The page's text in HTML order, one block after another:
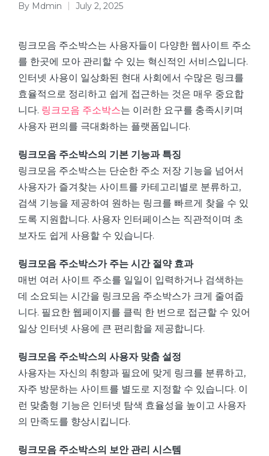
Posted
By Mdmin July 2, 2025
링크모음 주소박스는 사용자들이 다양한 웹사이트 주소
를 한곳에 모아 관리할 수 있는 혁신적인 서비스입니다.
인터넷 사용이 일상화된 현대 사회에서 수많은 링크를
효율적으로 정리하고 쉽게 접근하는 것은 매우 중요합
니다. 링크모음 주소박스는 이러한 요구를 충족시키며
사용자 편의를 극대화하는 플랫폼입니다.
링크모음 주소박스의 기본 기능과 특징
링크모음 주소박스는 단순한 주소 저장 기능을 넘어서
사용자가 즐겨찾는 사이트를 카테고리별로 분류하고,
검색 기능을 제공하여 원하는 링크를 빠르게 찾을 수 있
도록 지원합니다. 사용자 인터페이스는 직관적이며 초
보자도 쉽게 사용할 수 있습니다.
링크모음 주소박스가 주는 시간 절약 효과
매번 여러 사이트 주소를 일일이 입력하거나 검색하는
데 소요되는 시간을 링크모음 주소박스가 크게 줄여줍
니다. 필요한 웹페이지를 클릭 한 번으로 접근할 수 있어
일상 인터넷 사용에 큰 편리함을 제공합니다.
링크모음 주소박스의 사용자 맞춤 설정
사용자는 자신의 취향과 필요에 맞게 링크를 분류하고,
자주 방문하는 사이트를 별도로 지정할 수 있습니다. 이
런 맞춤형 기능은 인터넷 탐색 효율성을 높이고 사용자
의 만족도를 향상시킵니다.
링크모음 주소박스의 보안 관리 시스템